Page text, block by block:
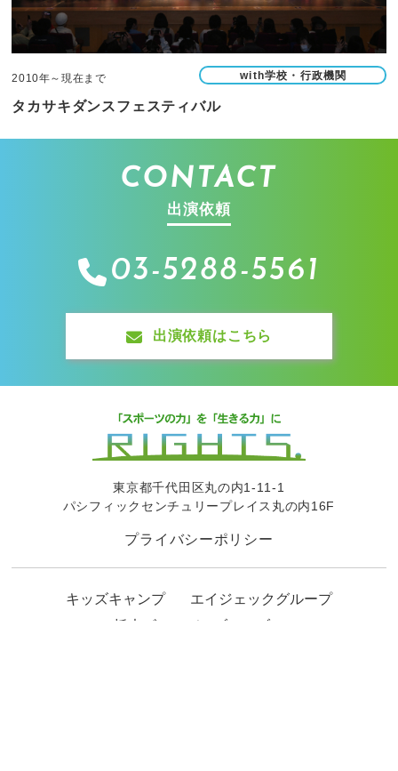
2010年～現在まで with学校・行政機関
タカサキダンスフェスティバル
CONTACT
出演依頼
03-5288-5561
出演依頼はこちら
東京都千代田区丸の内1-11-1
パシフィックセンチュリープレイス丸の内16F
プライバシーポリシー
キッズキャンプ
エイジェックグループ
栃木ゴールデンブレーブス